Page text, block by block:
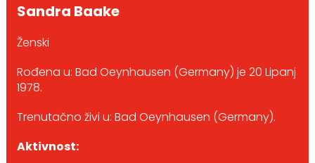
Sandra Baake
Ženski
Rođena u: Bad Oeynhausen (Germany) je 20 Lipanj
1978.
Trenutačno živi u: Bad Oeynhausen (Germany).
Aktivnost: